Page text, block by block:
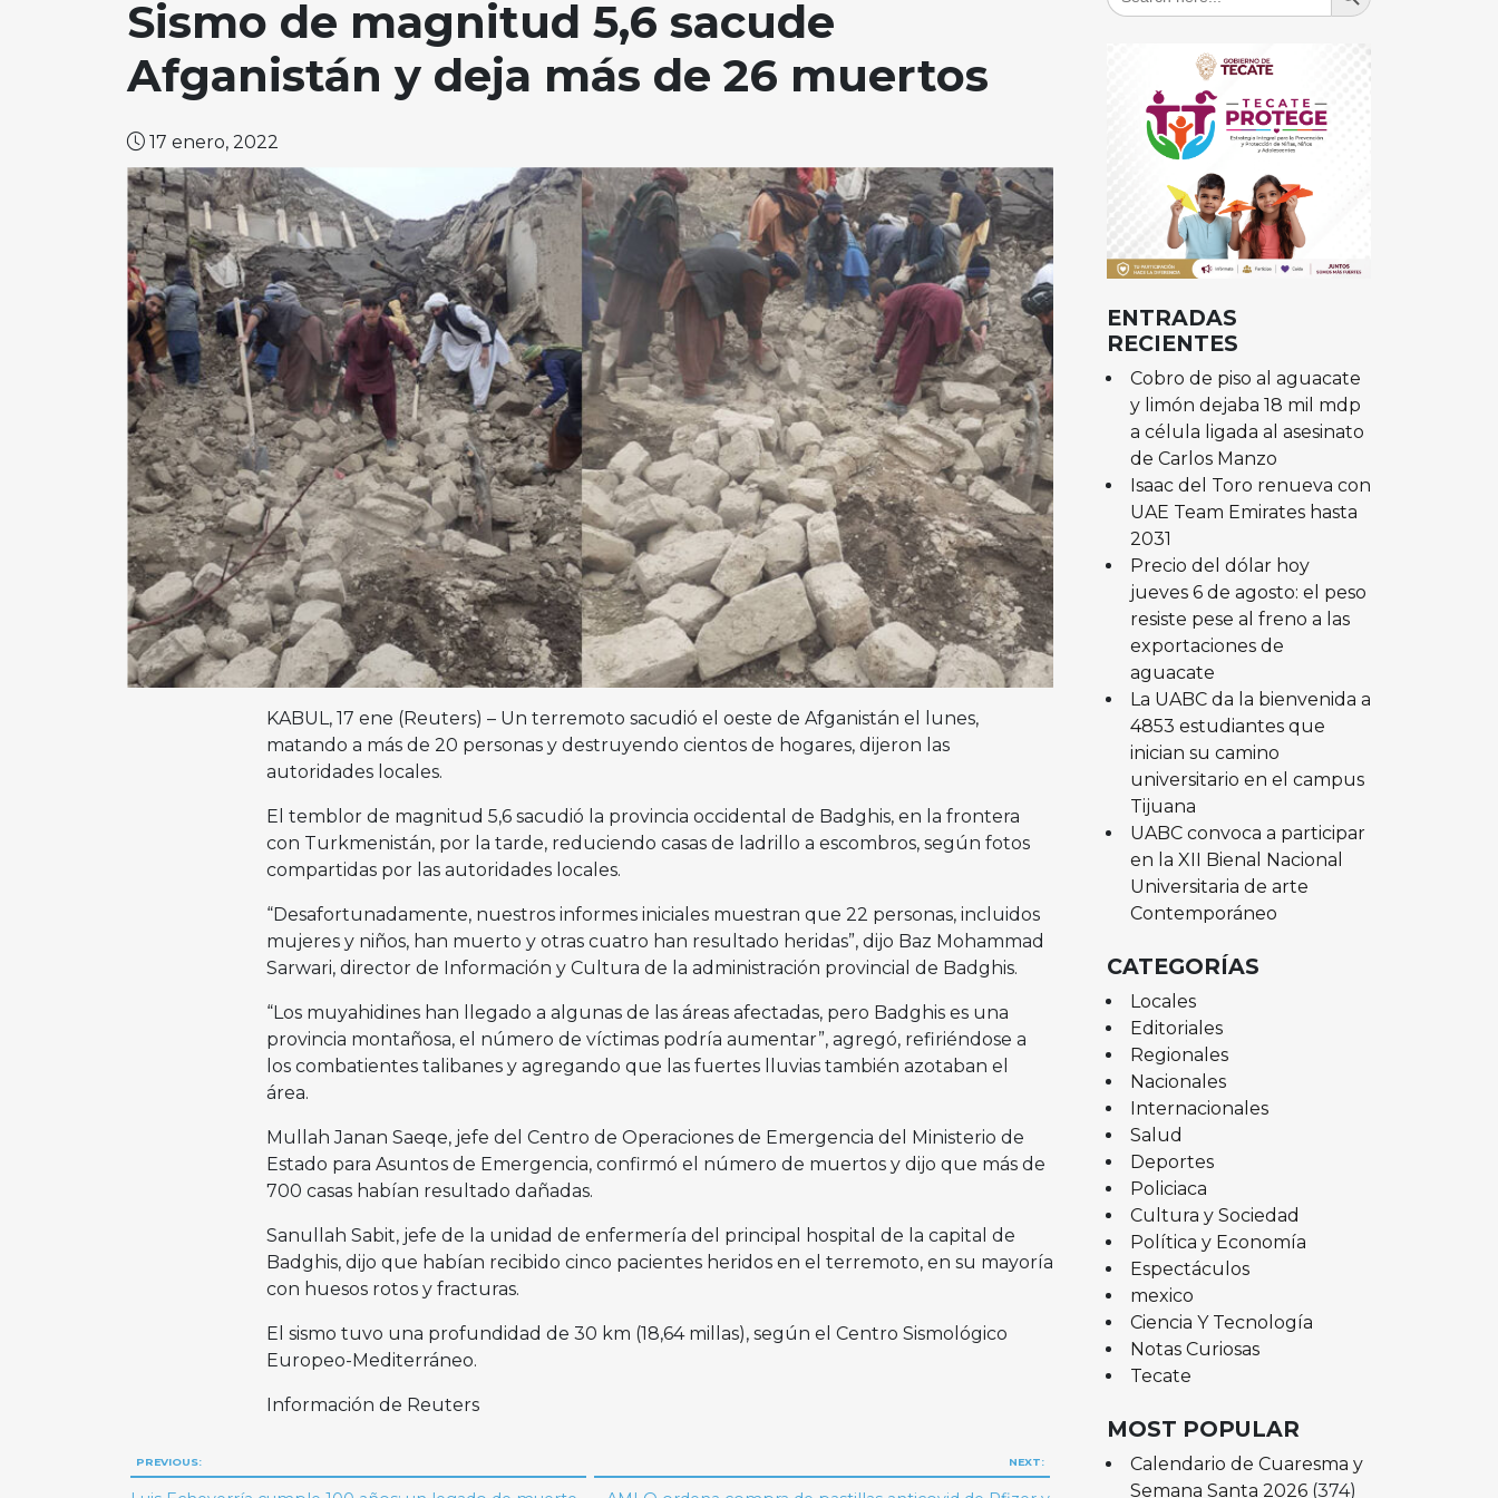
Sismo de magnitud 5,6 sacude
Afganistán y deja más de 26 muertos
17 enero, 2022
KABUL, 17 ene (Reuters) – Un terremoto sacudió el oeste de Afganistán el lunes,
matando a más de 20 personas y destruyendo cientos de hogares, dijeron las
autoridades locales.
El temblor de magnitud 5,6 sacudió la provincia occidental de Badghis, en la frontera
con Turkmenistán, por la tarde, reduciendo casas de ladrillo a escombros, según fotos
compartidas por las autoridades locales.
“Desafortunadamente, nuestros informes iniciales muestran que 22 personas, incluidos
mujeres y niños, han muerto y otras cuatro han resultado heridas”, dijo Baz Mohammad
Sarwari, director de Información y Cultura de la administración provincial de Badghis.
“Los muyahidines han llegado a algunas de las áreas afectadas, pero Badghis es una
provincia montañosa, el número de víctimas podría aumentar”, agregó, refiriéndose a
los combatientes talibanes y agregando que las fuertes lluvias también azotaban el
área.
Mullah Janan Saeqe, jefe del Centro de Operaciones de Emergencia del Ministerio de
Estado para Asuntos de Emergencia, confirmó el número de muertos y dijo que más de
700 casas habían resultado dañadas.
Sanullah Sabit, jefe de la unidad de enfermería del principal hospital de la capital de
Badghis, dijo que habían recibido cinco pacientes heridos en el terremoto, en su mayoría
con huesos rotos y fracturas.
El sismo tuvo una profundidad de 30 km (18,64 millas), según el Centro Sismológico
Europeo-Mediterráneo.
Información de Reuters
Navegación
PREVIOUS: NEXT:
ENTRADAS
RECIENTES
Cobro de piso al aguacate
y limón dejaba 18 mil mdp
a célula ligada al asesinato
de Carlos Manzo
Isaac del Toro renueva con
UAE Team Emirates hasta
2031
Precio del dólar hoy
jueves 6 de agosto: el peso
resiste pese al freno a las
exportaciones de
aguacate
La UABC da la bienvenida a
4853 estudiantes que
inician su camino
universitario en el campus
Tijuana
UABC convoca a participar
en la XII Bienal Nacional
Universitaria de arte
Contemporáneo
CATEGORÍAS
Locales
Editoriales
Regionales
Nacionales
Internacionales
Salud
Deportes
Policiaca
Cultura y Sociedad
Política y Economía
Espectáculos
mexico
Ciencia Y Tecnología
Notas Curiosas
Tecate
MOST POPULAR
Calendario de Cuaresma y
Semana Santa 2026 (374)